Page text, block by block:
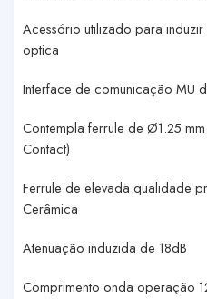
Acessório utilizado para
optica
Interface de comunicação MU
Contempla ferrule de Ø1.25
Contact)
Ferrule de elevada qualidade
Cerâmica
Atenuação induzida de 18dB
Comprimento onda operação